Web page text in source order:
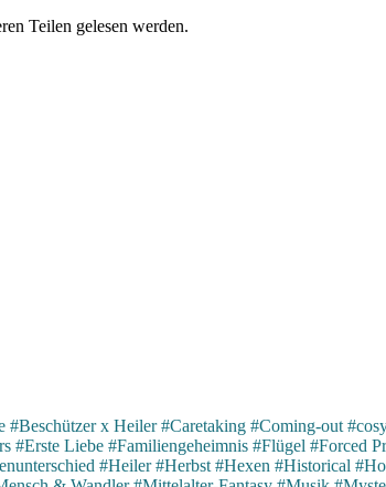
Teilen gelesen werden.
#Beschützer x Heiler #Caretaking #Coming-out
#Erste Liebe #Familiengeheimnis #Flügel #Forced
#Heiler #Herbst #Hexen #Historical